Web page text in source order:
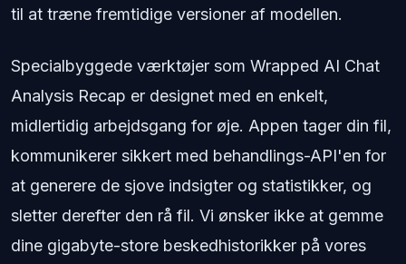
til at træne fremtidige versioner af modellen.
Specialbyggede værktøjer som Wrapped AI Chat
Analysis Recap er designet med en enkelt,
midlertidig arbejdsgang for øje. Appen tager din fil,
kommunikerer sikkert med behandlings-API'en for
at generere de sjove indsigter og statistikker, og
sletter derefter den rå fil. Vi ønsker ikke at gemme
dine gigabyte-store beskedhistorikker på vores